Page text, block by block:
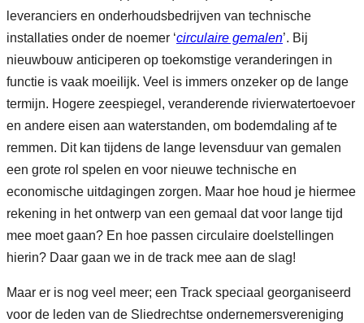
leveranciers en onderhoudsbedrijven van technische
installaties onder de noemer ‘circulaire gemalen’. Bij
nieuwbouw anticiperen op toekomstige veranderingen in
functie is vaak moeilijk. Veel is immers onzeker op de lange
termijn. Hogere zeespiegel, veranderende rivierwatertoevoer
en andere eisen aan waterstanden, om bodemdaling af te
remmen. Dit kan tijdens de lange levensduur van gemalen
een grote rol spelen en voor nieuwe technische en
economische uitdagingen zorgen. Maar hoe houd je hiermee
rekening in het ontwerp van een gemaal dat voor lange tijd
mee moet gaan? En hoe passen circulaire doelstellingen
hierin? Daar gaan we in de track mee aan de slag!
Maar er is nog veel meer; een Track speciaal georganiseerd
voor de leden van de Sliedrechtse ondernemersvereniging